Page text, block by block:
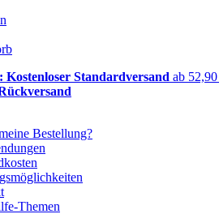
Kostenloser Standardversand ab
Bestellung?
Themen